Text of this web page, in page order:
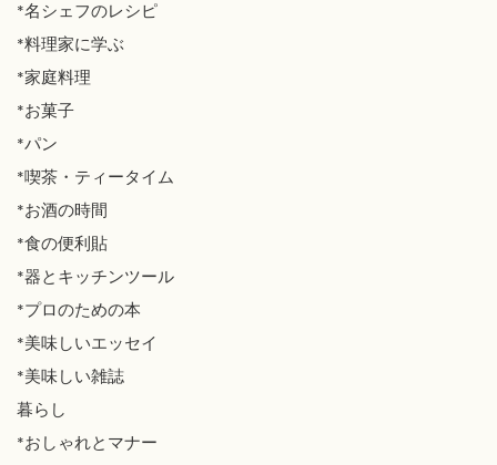
*名シェフのレシピ
*料理家に学ぶ
*家庭料理
*お菓子
*パン
*喫茶・ティータイム
*お酒の時間
*食の便利貼
*器とキッチンツール
*プロのための本
*美味しいエッセイ
*美味しい雑誌
暮らし
*おしゃれとマナー